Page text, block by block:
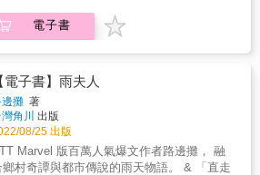
拜訪這些家庭，發現這些孩子的母親都信奉
詭異的「慈母真尊」。 這尊菩薩像與眾不
，比一般觀音多了兩隻手，身側兩隻手各拿
吸吮真尊胸膛的母乳。而信奉此教的母親
，全都虔誠地希望孩子可以改過向善，回到
庭，沒想到卻一一面臨喪子悲劇。 蘇方琪決
潛入道場，她想知道這個新興宗教來自何
？又為什麼會有這麼多信徒的子女喪生？這
意外巧合，還是被稱作「向老師」的教主向
繪有名為「雨夫人」的女子。 淒美的臉
、濺血般黑底紅點的和服，是雨天的索命信
竟在當晚失蹤，隔天早上被發現陳屍在路邊
窪裡，神祕紙傘卻不翼而飛。 五年後，相
的事件再次上演，一名女孩在失蹤前跟那把
傘一起被目擊到。子曜不希望五年前的悲劇
次上演，於是和失蹤女孩的姊姊一起追查，
到了當地盛行「雨夫人」怪談的佳元村。兩
電子書
電子書】雨夫人
邊攤 著
角川 出版
08/25 出版
Marvel 版百萬人氣爆文作者路邊攤， 融
村奇譚與都市傳說的雨天物語。 & 「直走